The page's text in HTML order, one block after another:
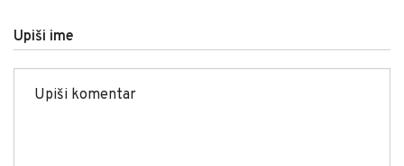
Upiši ime